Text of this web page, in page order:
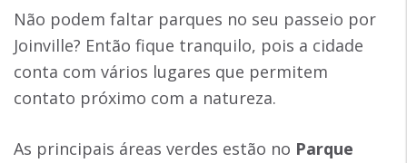
Não podem faltar parques no seu passeio por
Joinville? Então fique tranquilo, pois a cidade
conta com vários lugares que permitem
contato próximo com a natureza.
As principais áreas verdes estão no Parque